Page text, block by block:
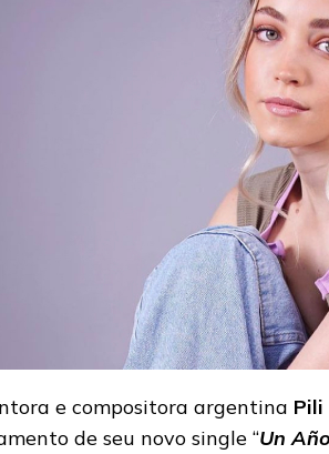
e compositora argentina Pili
de seu novo single “Un